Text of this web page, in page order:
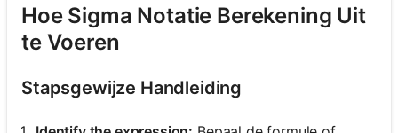
Hoe Sigma Notatie Berekening Uit
te Voeren
Stapsgewijze Handleiding